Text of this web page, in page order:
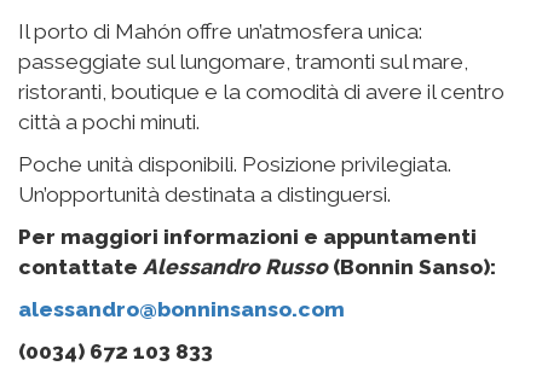
Il porto di Mahón offre un’atmosfera unica:
passeggiate sul lungomare, tramonti sul mare,
ristoranti, boutique e la comodità di avere il centro
città a pochi minuti.
Poche unità disponibili. Posizione privilegiata.
Un’opportunità destinata a distinguersi.
Per maggiori informazioni e appuntamenti
contattate Alessandro Russo(Bonnin Sanso):
alessandro@bonninsanso.com
(0034) 672 103 833